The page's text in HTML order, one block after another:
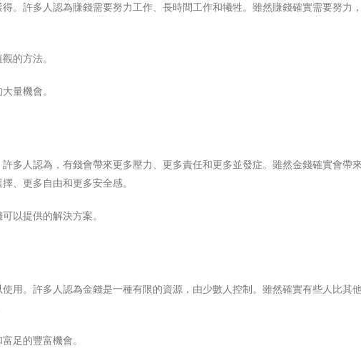
。許多人認為賺錢需要努力工作、長時間工作和犧牲。雖然賺錢確實需要努力
的方法。
量機會。
多人認為，有錢會帶來更多壓力、更多責任和更多並發症。雖然金錢確實會帶
、更多自由和更多安全感。
以提供的解決方案。
用。許多人認為金錢是一種有限的資源，由少數人控制。雖然確實有些人比其
足的豐富機會。